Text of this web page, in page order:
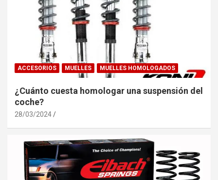
ACCESORIOS MUELLES MUELLES HOMOLOGADOS
¿Cuánto cuesta homologar una suspensión del
coche?
28/03/2024